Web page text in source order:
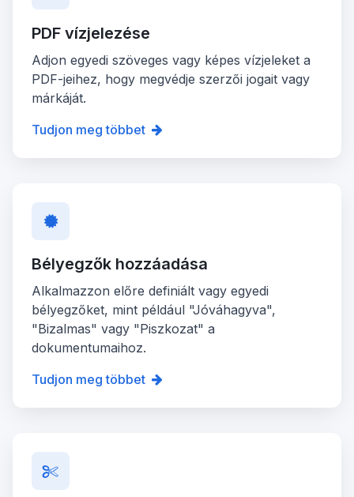
PDF vízjelezése
Adjon egyedi szöveges vagy képes vízjeleket a
PDF-jeihez, hogy megvédje szerzői jogait vagy
márkáját.
Tudjon meg többet
Bélyegzők hozzáadása
Alkalmazzon előre definiált vagy egyedi
bélyegzőket, mint például "Jóváhagyva",
"Bizalmas" vagy "Piszkozat" a
dokumentumaihoz.
Tudjon meg többet